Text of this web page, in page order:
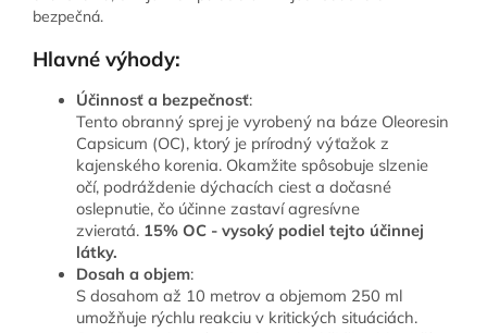
bezpečná.
Hlavné výhody:
Účinnosť a bezpečnosť:
Tento obranný sprej je vyrobený na báze Oleoresin
Capsicum (OC), ktorý je prírodný výťažok z
kajenského korenia. Okamžite spôsobuje slzenie
očí, podráždenie dýchacích ciest a dočasné
oslepnutie, čo účinne zastaví agresívne
zvieratá. 15% OC - vysoký podiel tejto účinnej
látky.
Dosah a objem:
S dosahom až 10 metrov a objemom 250 ml
umožňuje rýchlu reakciu v kritických situáciách.